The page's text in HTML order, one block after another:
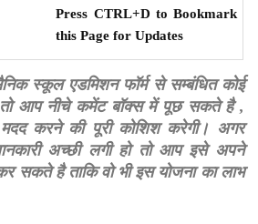
Press CTRL+D to Bookmark
this Page for Updates
स्कूल एडमिशन फॉर्म से सम्बंधित कोई
तो आप नीचे कमेंट बॉक्स में पूछ सकते है ,
मदद करने की पूरी कोशिश करेगी। अगर
अच्छी लगी हो तो आप इसे अपने
सकते है ताकि वो भी इस योजना का लाभ